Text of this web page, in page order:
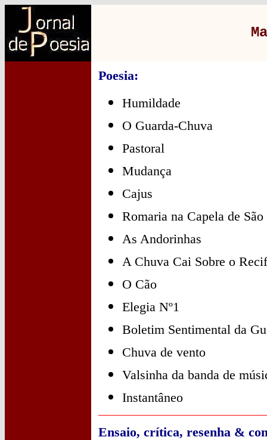
Poesia:
Humildade
O Guarda-Chuva
Pastoral
Mudança
Cajus
Romaria na Capela de
As Andorinhas
A Chuva Cai Sobre o
O Cão
Elegia Nº1
Boletim Sentimental da
Chuva de vento
Valsinha da banda de
Instantâneo
Ensaio, crítica, resenha &